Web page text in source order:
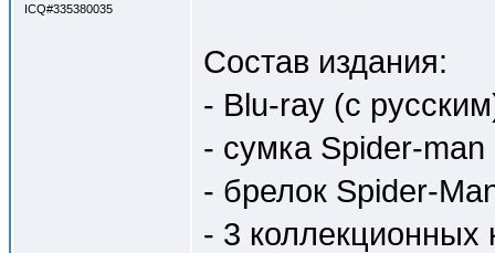
ICQ#335380035
Состав издания:
- Blu-ray (с
- сумка Spider-man
- брелок Spider-
- 3 коллекционных